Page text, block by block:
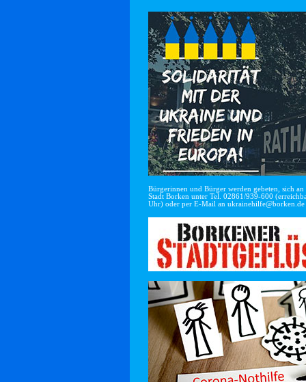
Bürgerinnen und Bürger werden gebeten, sich
Stadt Borken unter Tel. 02861/939-600
Uhr) oder per E-Mail an ukrainehilfe@borken.de